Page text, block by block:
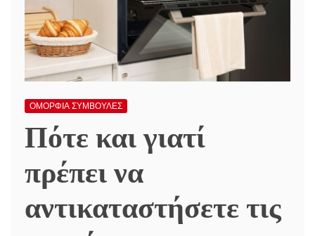
ΟΜΟΡΦΙΑ ΣΥΜΒΟΥΛΕΣ
Πότε και γιατί
πρέπει να
αντικαταστήσετε τις